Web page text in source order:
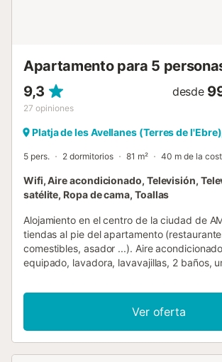
Apartamento para 5
9,3
27 opiniones
desde
Platja de les Avellanes (Terres de
5 pers. 2 dormitorios 81 m² 40 m de la
Wifi, Aire acondicionado, Televisión,
satélite, Ropa de cama, Toallas
Alojamiento en el centro de la ciudad de
tiendas al pie del apartamento
comestibles, asador ...). Aire
equipado, lavadora, lavavajillas, 2 baños,
sofá cama de alta calidad en el salón. 2
comedor. Terraza en el primer piso donde
Vistas al mar y al puerto. Calle de sentido
alojamiento El apartamento está situado
Ver oferta